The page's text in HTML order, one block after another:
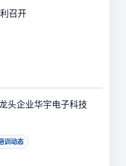
召开
头企业华宇电子科技
训动态